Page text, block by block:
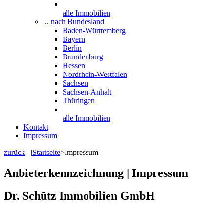
alle Immobilien
... nach Bundesland
Baden-Württemberg
Bayern
Berlin
Brandenburg
Hessen
Nordrhein-Westfalen
Sachsen
Sachsen-Anhalt
Thüringen
alle Immobilien
Kontakt
Impressum
zurück |Startseite>Impressum
Anbieterkennzeichnung | Impressum
Dr. Schütz Immobilien GmbH